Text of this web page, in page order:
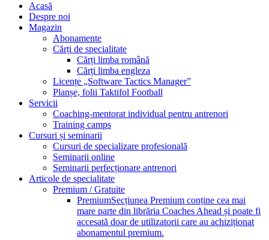
Acasă
Despre noi
Magazin
Abonamente
Cărți de specialitate
Cărți limba română
Cărți limba engleza
Licențe „Software Tactics Manager”
Planșe, folii Taktifol Football
Servicii
Coaching-mentorat individual pentru antrenori
Training camps
Cursuri și seminarii
Cursuri de specializare profesională
Seminarii online
Seminarii perfecționare antrenori
Articole de specialitate
Premium / Gratuite
PremiumSecțiunea Premium conține cea mai
mare parte din librăria Coaches Ahead și poate fi
accesată doar de utilizatorii care au achiziționat
abonamentul premium.